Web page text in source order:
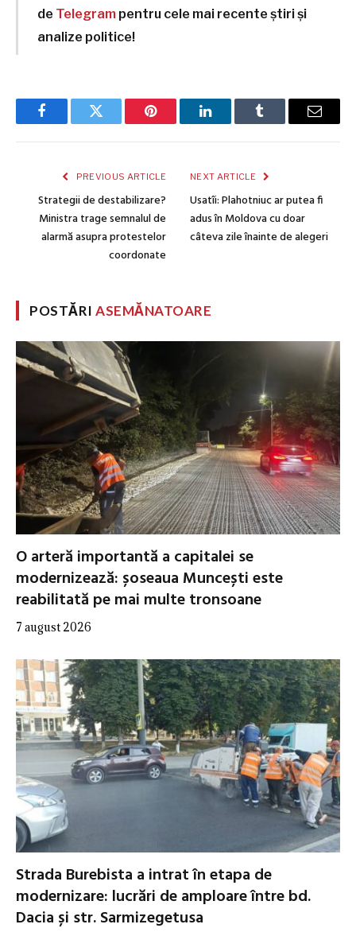
de Telegram pentru cele mai recente știri și
analize politice!
FacebookTwitter Pinterest LinkedInTumblr Email
PREVIOUS ARTICLE
Strategii de destabilizare?
Ministra trage semnalul de
alarmă asupra protestelor
coordonate
NEXT ARTICLE
Usatîi: Plahotniuc ar putea fi
adus în Moldova cu doar
câteva zile înainte de alegeri
POSTĂRIASEMĂNATOARE
O arteră importantă a capitalei se
modernizează: șoseaua Muncești este
reabilitată pe mai multe tronsoane
7 august 2026
Strada Burebista a intrat în etapa de
modernizare: lucrări de amploare între bd.
Dacia și str. Sarmizegetusa